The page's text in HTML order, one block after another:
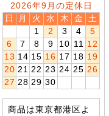
2026年9月の定休日
日
月 火 水 木 金
土
1
2 3 4
5
6
7 8 9 10 11 12
13 14 15 16 17 18 19
20 21 22 23 24 25 26
27 28 29 30
商品は東京都港区よ